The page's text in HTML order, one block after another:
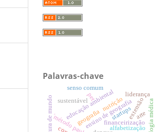
Palavras-chave
ensino de geografia
alfabetização
leitura de mundo geografia
educação ambiental
financeirização
startups
nutrição
sustentávelpet extensão
liderança
arte
senso comum